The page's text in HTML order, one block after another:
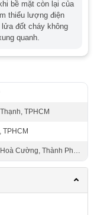
kiệm thời gian
đặc biệt ở căn hộ
từ Hafele vì khả
lâu dài.
dụng và trải
hai dòng sản
bề mặt còn lại của
thiểu lượng điện
đốt cháy không
quanh.
TPHCM
TPHCM
Cường, Thành Phố